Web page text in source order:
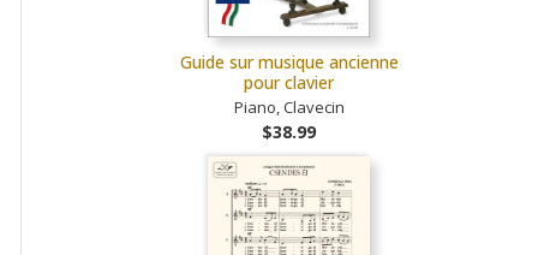
Guide sur musique ancienne
pour clavier
Piano, Clavecin
$38.99